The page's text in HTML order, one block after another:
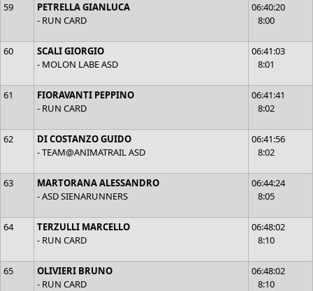
59
PETRELLA GIANLUCA
- RUN CARD
06:40:20
8:00
60
SCALI GIORGIO
- MOLON LABE ASD
06:41:03
8:01
61
FIORAVANTI PEPPINO
- RUN CARD
06:41:41
8:02
62
DI COSTANZO GUIDO
- TEAM@ANIMATRAIL ASD
06:41:56
8:02
63
MARTORANA ALESSANDRO
- ASD SIENARUNNERS
06:44:24
8:05
64
TERZULLI MARCELLO
- RUN CARD
06:48:02
8:10
65
OLIVIERI BRUNO
- RUN CARD
06:48:02
8:10